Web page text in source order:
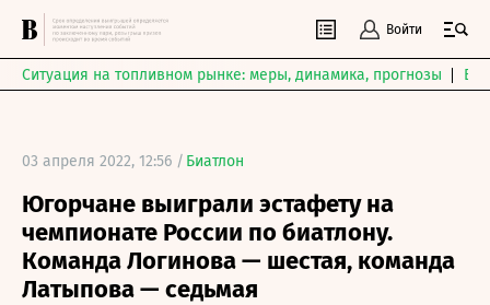
Войти
Ситуация на топливном рынке: меры, динамика, прогнозы
03 апреля 2022, 12:56 / Биатлон
Югорчане выиграли эстафету на
чемпионате России по биатлону.
Команда Логинова — шестая, команда
Латыпова — седьмая